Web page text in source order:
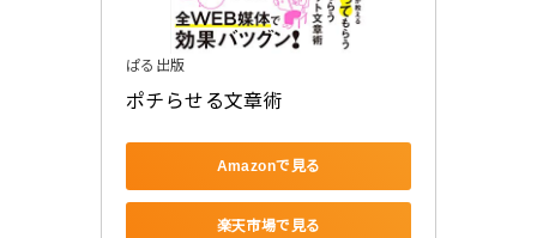
ぱる出版
ポチらせる文章術
Amazonで見る
楽天市場で見る